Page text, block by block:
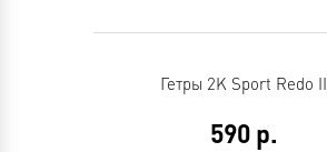
Гетры 2K Sport Redo II
590р.